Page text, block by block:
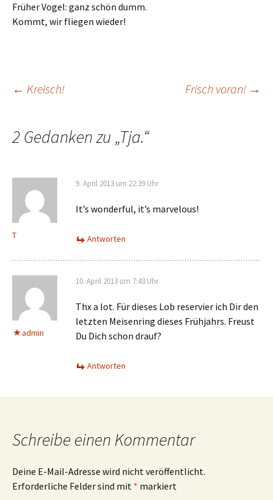
Früher Vogel: ganz schön dumm.
Kommt, wir fliegen wieder!
Beitrags-
Navigation
← Kreisch! Frisch voran! →
2 Gedanken zu „Tja.“
T
9. April 2013 um 22:39 Uhr
It’s wonderful, it’s marvelous!
Antworten
admin
10. April 2013 um 7:43 Uhr
Thx a lot. Für dieses Lob reservier ich Dir den
letzten Meisenring dieses Frühjahrs. Freust
Du Dich schon drauf?
Antworten
Schreibe einen Kommentar
Deine E-Mail-Adresse wird nicht veröffentlicht.
Erforderliche Felder sind mit * markiert